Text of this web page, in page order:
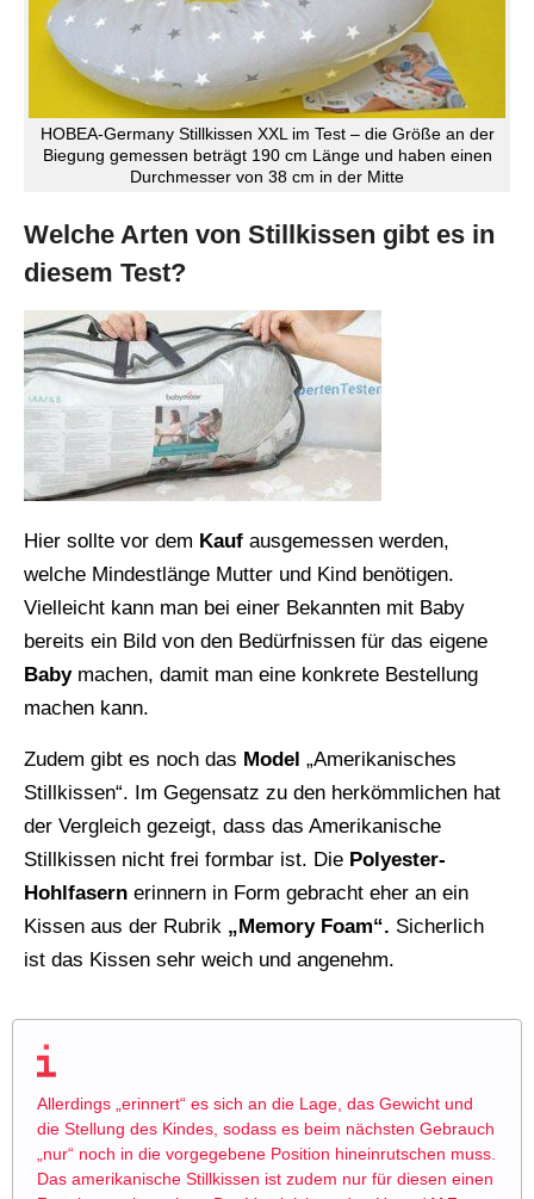
HOBEA-Germany Stillkissen XXL im Test – die Größe an der
Biegung gemessen beträgt 190 cm Länge und haben einen
Durchmesser von 38 cm in der Mitte
Welche Arten von Stillkissen gibt es in
diesem Test?
Hier sollte vor dem Kauf ausgemessen werden,
welche Mindestlänge Mutter und Kind benötigen.
Vielleicht kann man bei einer Bekannten mit Baby
bereits ein Bild von den Bedürfnissen für das eigene
Babymachen, damit man eine konkrete Bestellung
machen kann.
Zudem gibt es noch das Model „Amerikanisches
Stillkissen“. Im Gegensatz zu den herkömmlichen hat
der Vergleich gezeigt, dass das Amerikanische
Stillkissen nicht frei formbar ist. Die Polyester-
Hohlfasern erinnern in Form gebracht eher an ein
Kissen aus der Rubrik „Memory Foam“. Sicherlich
ist das Kissen sehr weich und angenehm.
Allerdings „erinnert“ es sich an die Lage, das Gewicht und
die Stellung des Kindes, sodass es beim nächsten Gebrauch
„nur“ noch in die vorgegebene Position hineinrutschen muss.
Das amerikanische Stillkissen ist zudem nur für diesen einen